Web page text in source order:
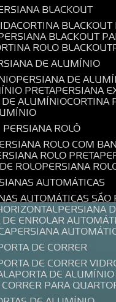
BLACKOUT
CORTINA
PERSIANA BLACKOUT
ROLO BLACKOUT
DE ALUMÍNIO
PERSIANA DE
PRETA PERSIANA
DE ALUMÍNIO
PERSIANA ROLÔ
PERSIANA ROLO COM
ROLO PRETA
ROLO PERSIANA
AUTOMÁTICAS
AUTOMÁTICAS
PERSIANA
DE ENROLAR
PERSIANA
PORTA DE CORRER
PORTA DE CORRER
PORTA DE
CORRER PARA QUARTO